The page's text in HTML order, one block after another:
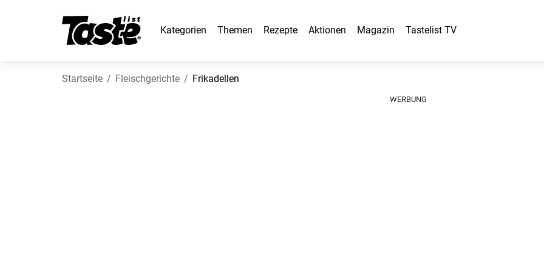
Kategorien Themen Rezepte Aktionen Magazin Tastelist TV
Startseite Fleischgerichte Frikadellen
WERBUNG